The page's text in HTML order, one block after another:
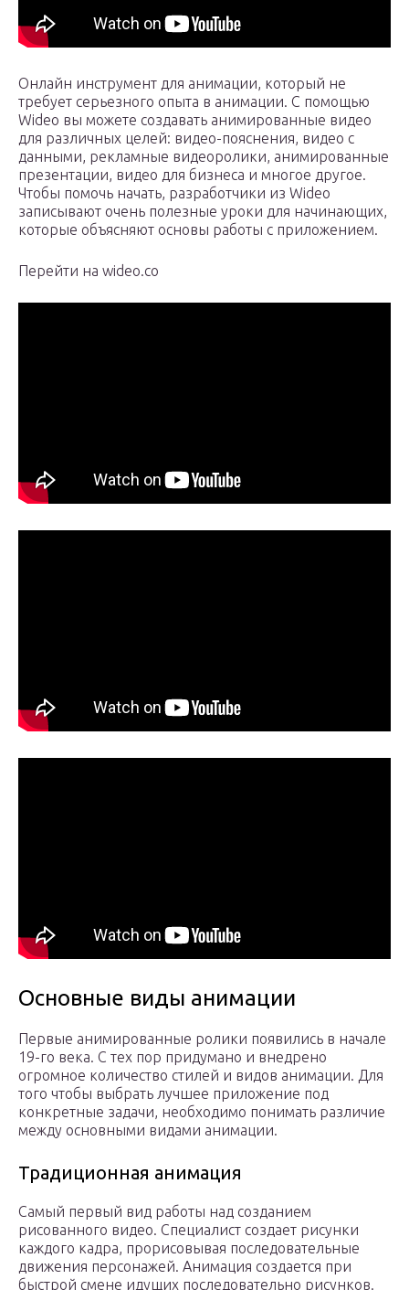
Онлайн инструмент для анимации, который не
требует серьезного опыта в анимации. С помощью
Wideo вы можете создавать анимированные видео
для различных целей: видео-пояснения, видео с
данными, рекламные видеоролики, анимированные
презентации, видео для бизнеса и многое другое.
Чтобы помочь начать, разработчики из Wideo
записывают очень полезные уроки для начинающих,
которые объясняют основы работы с приложением.
Перейти на wideo.co
Основные виды анимации
Первые анимированные ролики появились в начале
19-го века. С тех пор придумано и внедрено
огромное количество стилей и видов анимации. Для
того чтобы выбрать лучшее приложение под
конкретные задачи, необходимо понимать различие
между основными видами анимации.
Традиционная анимация
Самый первый вид работы над созданием
рисованного видео. Специалист создает рисунки
каждого кадра, прорисовывая последовательные
движения персонажей. Анимация создается при
быстрой смене идущих последовательно рисунков.